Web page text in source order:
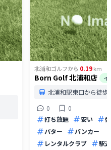
北浦和ゴルフから 0.19km
Born Golf 北浦和店
北浦和駅東口から徒歩
0
0
打ち放題
安い
パター
バンカー
レンタルクラブ
駅近